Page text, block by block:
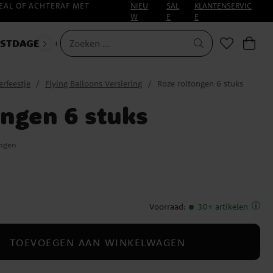
OF ACHTERAF MET
NIEU
W
SAL
E
KLANTENSERVIC
E
CARNAVAL
Flying Balloons Versiering Roze roltongen 6 stuks
6 stuks
Voorraad: 30+ artikelen
TOEVOEGEN AAN WINKELWAGEN